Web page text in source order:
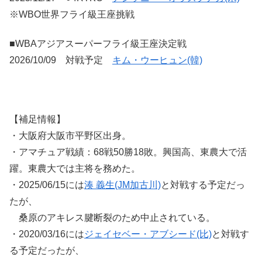
※WBO世界フライ級王座挑戦
■WBAアジアスーパーフライ級王座決定戦
2026/10/09 対戦予定 キム・ウーヒュン(韓)
【補足情報】
・大阪府大阪市平野区出身。
・アマチュア戦績：68戦50勝18敗。興国高、東農大で活
躍。東農大では主将を務めた。
・2025/06/15には湊 義生(JM加古川)と対戦する予定だっ
たが、
桑原のアキレス腱断裂のため中止されている。
・2020/03/16にはジェイセベー・アブシード(比)と対戦す
る予定だったが、